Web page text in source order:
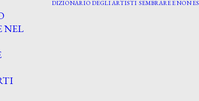
NEL
DIZIONARIO DEGLI ARTISTI SEMBRARE E NON